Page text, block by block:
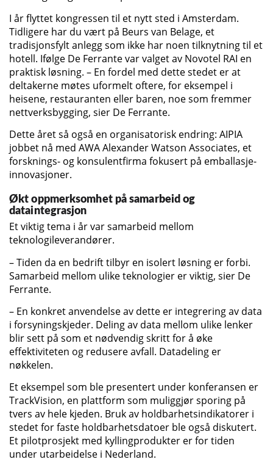
I år flyttet kongressen til et nytt sted i Amsterdam.
Tidligere har du vært på Beurs van Belage, et
tradisjonsfylt anlegg som ikke har noen tilknytning til et
hotell. Ifølge De Ferrante var valget av Novotel RAI en
praktisk løsning. – En fordel med dette stedet er at
deltakerne møtes uformelt oftere, for eksempel i
heisene, restauranten eller baren, noe som fremmer
nettverksbygging, sier De Ferrante.
Dette året så også en organisatorisk endring: AIPIA
jobbet nå med AWA Alexander Watson Associates, et
forsknings- og konsulentfirma fokusert på emballasje-
innovasjoner.
Økt oppmerksomhet på samarbeid og
dataintegrasjon
Et viktig tema i år var samarbeid mellom
teknologileverandører.
– Tiden da en bedrift tilbyr en isolert løsning er forbi.
Samarbeid mellom ulike teknologier er viktig, sier De
Ferrante.
– En konkret anvendelse av dette er integrering av data
i forsyningskjeder. Deling av data mellom ulike lenker
blir sett på som et nødvendig skritt for å øke
effektiviteten og redusere avfall. Datadeling er
nøkkelen.
Et eksempel som ble presentert under konferansen er
TrackVision, en plattform som muliggjør sporing på
tvers av hele kjeden. Bruk av holdbarhetsindikatorer i
stedet for faste holdbarhetsdatoer ble også diskutert.
Et pilotprosjekt med kyllingprodukter er for tiden
under utarbeidelse i Nederland.